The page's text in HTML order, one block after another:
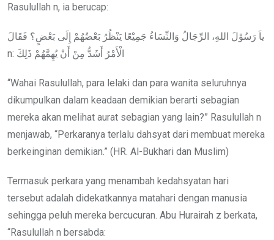
Rasulullah n, ia berucap:
ياَ رَسُوْلَ اللهِ، الرِّجَالُ وَالنِّسَاءُ جَمِيْعًا يَنْظُرُ بَعْضُهُمْ إِلَى بَعْضٍ؟ فَقَالَ
n: الْأَمْرُ أَشَدُّ مِنْ أَنْ يُهِمَّهُمْ ذَلِكَ
“Wahai Rasulullah, para lelaki dan para wanita seluruhnya
dikumpulkan dalam keadaan demikian berarti sebagian
mereka akan melihat aurat sebagian yang lain?” Rasulullah n
menjawab, “Perkaranya terlalu dahsyat dari membuat mereka
berkeinginan demikian.” (HR. Al-Bukhari dan Muslim)
Termasuk perkara yang menambah kedahsyatan hari
tersebut adalah didekatkannya matahari dengan manusia
sehingga peluh mereka bercucuran. Abu Hurairah z berkata,
“Rasulullah n bersabda: